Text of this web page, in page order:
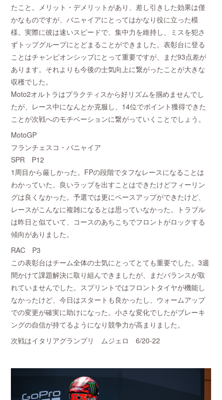
たこと。メリット・デメリットがあり、差し引きした効果は僅
かなものですが、バニャイアにとってはかなり役に立った模
様。実際に彼は速いスピードで、集中力を維持し、ミスを犯さ
ずトップグループにとどまることができました。表彰台に登る
ことはチャンピオンシップにとって重要ですが、まだ93点差が
あります。それよりも今後の士気向上に繋がったことが大きな
収穫でした。
Moto2オルトラはプラクティスから好リズムを掴めませんでし
たが、レース中になんとか克服し、14位でポイント獲得できた
ことが次戦へのモチベーションに繋がっていくことでしょう。
MotoGP
フランチェスコ・バニャイア
SPR P12
1周目から厳しかった。FPの段階でタフなレースになることは
わかっていた。良いラップを出すことはできたけどフィーリン
グは良くなかった。予選では更にペースアップができたけど、
レースがこんなに複雑になるとは思っていなかった。トラブル
は昨日と似ていて、コースのあちこちでフロントがロックする
傾向がありました。
RAC P3
この表彰台はチーム全体の士気にとってとても重要でした。3週
間かけて課題解決に取り組んできましたが、まだバランスが取
れていませんでした。スプリントではフロントタイヤが機能し
なかったけど、今日はスタートも良かったし、ウォームアップ
での変更が確実に助けになった。小さな変化でしたがブレーキ
ングの自信が持てるようになり競争力が高まりました。
次戦はイタリアグランプリ ムジェロ 6/20-22